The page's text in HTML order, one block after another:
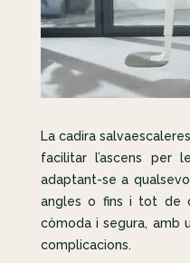
La cadira
facilitar l’ascens per
adaptant-se a
angles o fins i tot de
còmoda i segura, amb
complicacions.